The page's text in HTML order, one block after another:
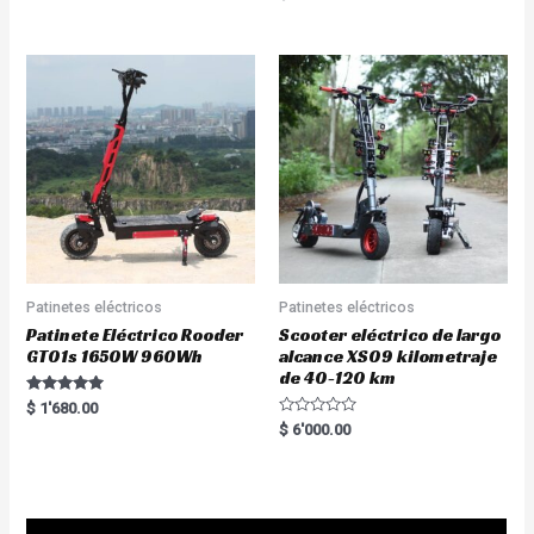
5.00
Patinetes eléctricos
Patinete Eléctrico Rooder
GT01s 1650W 960Wh
Rated
5.00
$ 1'680.00
Patinetes eléctricos
Scooter eléctrico de largo
alcance XS09 kilometraje
de 40-120 km
R
a
$ 6'000.00